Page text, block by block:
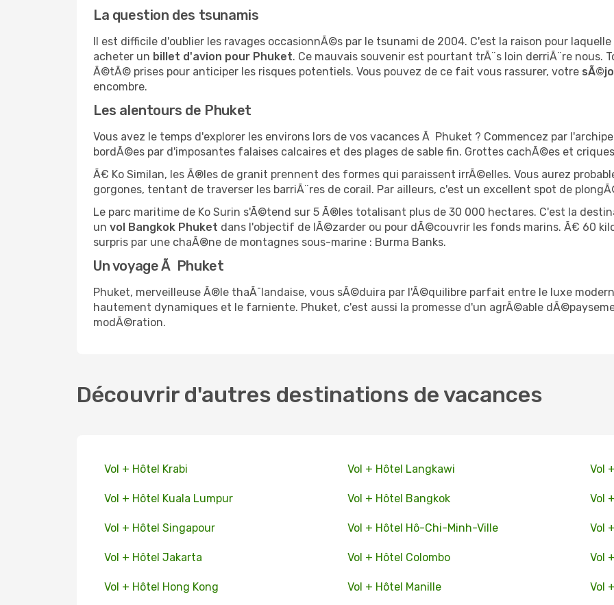
La question des tsunamis
Il est difficile d'oublier les ravages occasionnÃ©s par le tsunami de 2004. C'est la raison pour
acheter un billet d'avion pour Phuket. Ce mauvais souvenir est pourtant trÃ¨s loin derriÃ¨re nous.
Ã©tÃ© prises pour anticiper les risques potentiels. Vous pouvez de ce fait vous rassurer, votre
encombre.
Les alentours de Phuket
Vous avez le temps d'explorer les environs lors de vos vacances Ã Phuket ? Commencez par
bordÃ©es par d'imposantes falaises calcaires et des plages de sable fin. Grottes cachÃ©es et
Ã€ Ko Similan, les Ã®les de granit prennent des formes qui paraissent irrÃ©elles. Vous aurez
gorgones, tentant de traverser les barriÃ¨res de corail. Par ailleurs, c'est un excellent spot de
Le parc maritime de Ko Surin s'Ã©tend sur 5 Ã®les totalisant plus de 30 000 hectares. C'est la
un vol Bangkok Phuket dans l'objectif de lÃ©zarder ou pour dÃ©couvrir les fonds marins. Ã€ 60
surpris par une chaÃ®ne de montagnes sous-marine : Burma Banks.
Un voyage Ã Phuket
Phuket, merveilleuse Ã®le thaÃ¯landaise, vous sÃ©duira par l'Ã©quilibre parfait entre le luxe
hautement dynamiques et le farniente. Phuket, c'est aussi la promesse d'un agrÃ©able
modÃ©ration.
Découvrir d'autres destinations de vacances
Vol + Hôtel Krabi Vol + Hôtel Langkawi Vol
Vol + Hôtel Kuala Lumpur Vol + Hôtel Bangkok Vol
Vol + Hôtel Singapour Vol + Hôtel Hô-Chi-Minh-Ville Vol
Vol + Hôtel Jakarta Vol + Hôtel Colombo Vol
Vol + Hôtel Hong Kong Vol + Hôtel Manille Vol